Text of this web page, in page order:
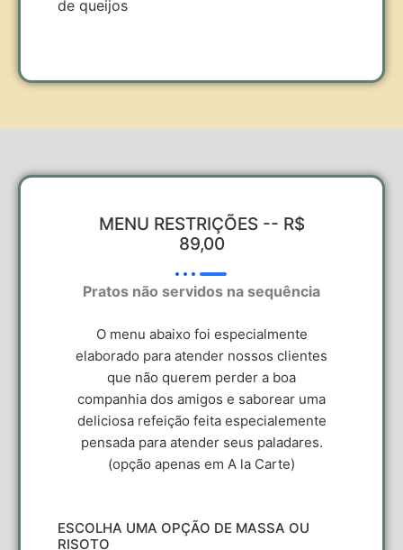
de queijos
MENU RESTRIÇÕES -- R$
89,00
Pratos não servidos na sequência
O menu abaixo foi especialmente
elaborado para atender nossos clientes
que não querem perder a boa
companhia dos amigos e saborear uma
deliciosa refeição feita especialemente
pensada para atender seus paladares.
(opção apenas em A la Carte)
ESCOLHA UMA OPÇÃO DE MASSA OU
RISOTO